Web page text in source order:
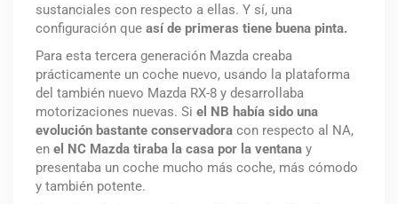
sustanciales con respecto a ellas. Y sí, una
configuración que así de primeras tiene buena pinta.
Para esta tercera generación Mazda creaba
prácticamente un coche nuevo, usando la plataforma
del también nuevo Mazda RX-8 y desarrollaba
motorizaciones nuevas. Si el NB había sido una
evolución bastante conservadora con respecto al NA,
en el NC Mazda tiraba la casa por la ventana y
presentaba un coche mucho más coche, más cómodo
y también potente.